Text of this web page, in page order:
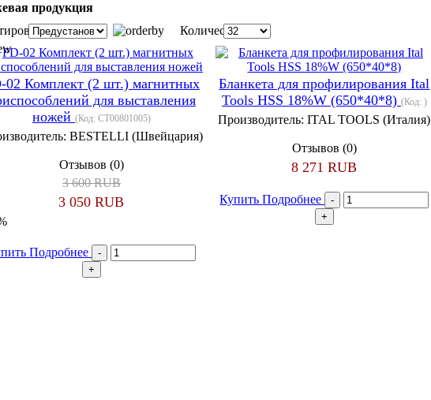
продукция
Количество:
02 Комплект (2 шт.) магнитных
для выставления
ножей (Код: CT00801005)
BESTELLI (Швейцария)
Отзывов (0)
3 600 RUB
3 050 RUB
Подробнее
Бланкета для профилирования Ital
Tools HSS 18%W (650*40*8) (Код: )
Производитель:ITAL TOOLS (Италия)
Отзывов (0)
8 271 RUB
КупитьПодробнее